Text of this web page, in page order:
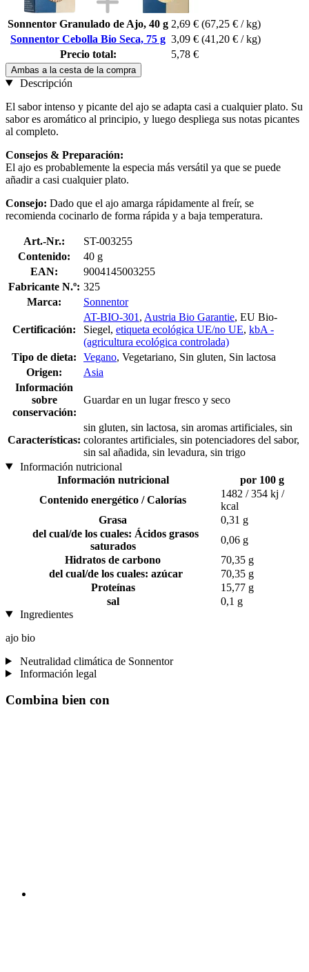
Sonnentor Granulado de Ajo, 40 g 2,69 € (67,25 € / kg)
Sonnentor Cebolla Bio Seca, 75 g 3,09 € (41,20 € / kg)
Precio total:
5,78 €
Ambas a la cesta de la compra
Descripción
El sabor intenso y picante del ajo se adapta casi a cualquier plato. Su
sabor es aromático al principio, y luego despliega sus notas picantes
al completo.
Consejos & Preparación:
El ajo es probablemente la especia más versátil ya que se puede
añadir a casi cualquier plato.
Consejo: Dado que el ajo amarga rápidamente al freír, se
recomienda cocinarlo de forma rápida y a baja temperatura.
Art.-Nr.:
ST-003255
Contenido:
40 g
EAN:
9004145003255
Fabricante N.º: 325
Marca:
Sonnentor
Certificación:
AT-BIO-301 , Austria Bio Garantie, EU Bio-
Siegel, etiqueta ecológica UE/no UE, kbA -
(agricultura ecológica controlada)
Tipo de dieta:
Vegano, Vegetariano, Sin gluten, Sin lactosa
Origen:
Asia
Información
sobre
conservación:
Guardar en un lugar fresco y seco
Características:
sin gluten, sin lactosa, sin aromas artificiales, sin
colorantes artificiales, sin potenciadores del sabor,
sin sal añadida, sin levadura, sin trigo
Información nutricional
Información nutricional
por 100 g
Contenido energético / Calorías
1482 / 354 kj /
kcal
Grasa
0,31 g
del cual/de los cuales: Ácidos grasos
saturados
0,06 g
Hidratos de carbono
70,35 g
del cual/de los cuales: azúcar
70,35 g
Proteínas
15,77 g
sal
0,1 g
Ingredientes
ajo bio
Neutralidad climática de Sonnentor
Información legal
Combina bien con